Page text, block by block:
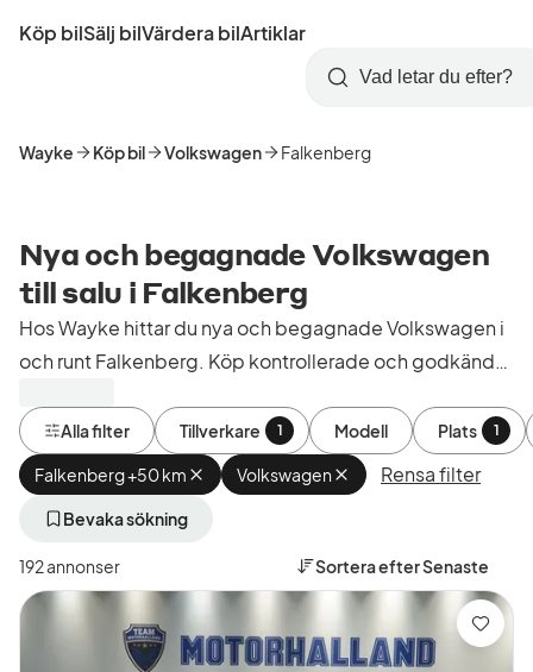
till
Startsida
Köp bilSälj bilVärdera bilArtiklar
Skapa
konto
Logga
in
Sök
Wayke Köp bil Volkswagen Falkenberg
Nya och begagnade Volkswagen
till salu i Falkenberg
Hos Wayke hittar du nya och begagnade Volkswagen i
och runt Falkenberg. Köp kontrollerade och godkända
Alla filter Tillverkare 1 Modell Plats 1
Falkenberg +50 km Ta
bort
Volkswagen Ta
bort
Volkswagen
Rensa filter
Bevaka sökning
192 annonser Sortera efterSenaste
Spara